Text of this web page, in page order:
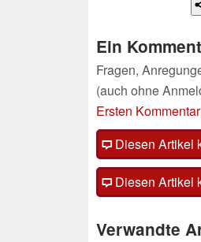
Ein
Fragen,
(auch ohne
Ersten
Diesen Artikel
Diesen Artikel
Verwandte